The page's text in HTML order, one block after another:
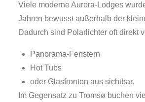
Viele moderne Aurora-Lodges
Jahren bewusst außerhalb der
Dadurch sind Polarlichter oft direkt
Panorama-Fenstern
Hot Tubs
oder Glasfronten aus sichtbar.
Im Gegensatz zu Tromsø buchen